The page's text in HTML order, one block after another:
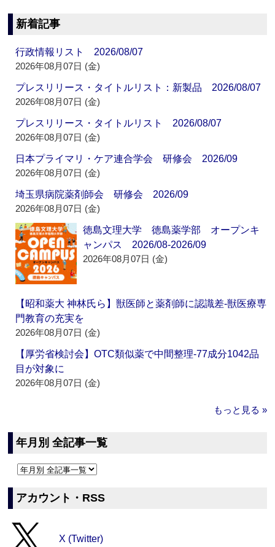
新着記事
行政情報リスト 2026/08/07
2026年08月07日 (金)
プレスリリース・タイトルリスト：新製品 2026/08/07
2026年08月07日 (金)
プレスリリース・タイトルリスト 2026/08/07
2026年08月07日 (金)
日本プライマリ・ケア連合学会 研修会 2026/09
2026年08月07日 (金)
埼玉県病院薬剤師会 研修会 2026/09
2026年08月07日 (金)
徳島文理大学 徳島薬学部 オープンキ
ャンパス 2026/08-2026/09
2026年08月07日 (金)
【昭和薬大 神林氏ら】獣医師と薬剤師に認識差‐獣医療専
門教育の充実を
2026年08月07日 (金)
【厚労省検討会】OTC類似薬で中間整理‐77成分1042品
目が対象に
2026年08月07日 (金)
もっと見る »
年月別 全記事一覧
アカウント・RSS
X (Twitter)